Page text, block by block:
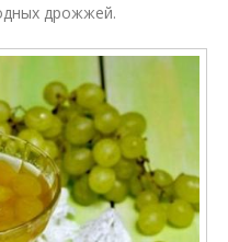
дрожжей.